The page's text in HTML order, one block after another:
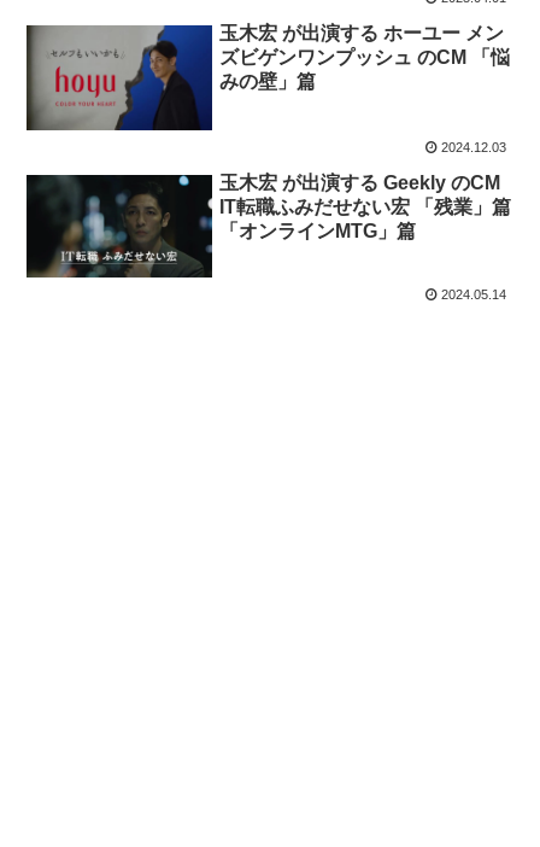
玉木宏 が出演する ホーユー メン
ズビゲンワンプッシュ のCM 「悩
みの壁」篇
2024.12.03
玉木宏 が出演する Geekly のCM
IT転職ふみだせない宏 「残業」篇
「オンラインMTG」篇
2024.05.14